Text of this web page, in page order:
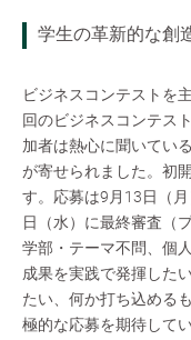
学生の革新的な創
ビジネスコンテストを
回のビジネスコンテス
加者は熱心に聞いてい
が寄せられました。初
す。応募は9月13日（
日（水）に最終審査（
学部・テーマ不問、個
成果を実践で発揮した
たい、何か打ち込める
極的な応募を期待してい